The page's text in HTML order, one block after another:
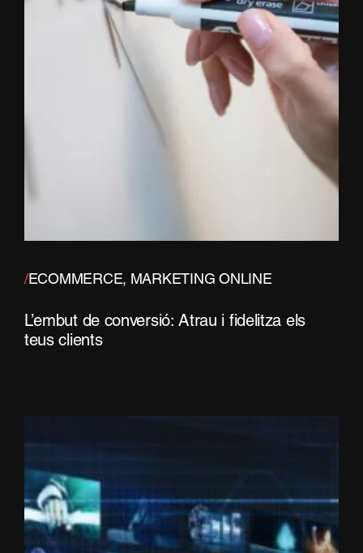
/ECOMMERCE, MARKETING ONLINE
L’embut de conversió: Atrau i fidelitza els
teus clients